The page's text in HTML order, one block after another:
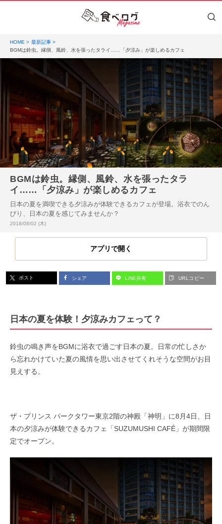
HOME
最新記事
BGMは鈴虫。縁側、風鈴、水を張ったタライ……「夕涼み」が楽しめるカフェ
BGMは鈴虫。縁側、風鈴、水を張ったタラ
イ……「夕涼み」が楽しめるカフェ
日本の夏を満喫できる夕涼みが体験できるカフェが登場。浴衣でのん
びり、日本の夏を感じてみませんか？
投稿日:
2018/08/02 (木)
アプリで開く
ポスト シェア LINE共有 URLコピー
日本の夏を体験！夕涼みカフェって？
鈴虫の鳴き声をBGMに浴衣で過ごす日本の夏。日常の忙しさか
ら忘れかけていた夏の風情を思い出させてくれそうな空間がお目
見えする。
ザ・プリンス パークタワー東京2階の神殿「神明」に8月4日、日
本の夕涼みが体験できるカフェ「SUZUMUSHI CAFÉ」が期間限
定でオープン。